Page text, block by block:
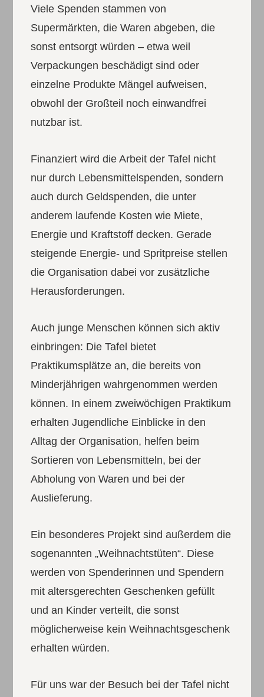
Viele Spenden stammen von
Supermärkten, die Waren abgeben, die
sonst entsorgt würden – etwa weil
Verpackungen beschädigt sind oder
einzelne Produkte Mängel aufweisen,
obwohl der Großteil noch einwandfrei
nutzbar ist.
Finanziert wird die Arbeit der Tafel nicht
nur durch Lebensmittelspenden, sondern
auch durch Geldspenden, die unter
anderem laufende Kosten wie Miete,
Energie und Kraftstoff decken. Gerade
steigende Energie- und Spritpreise stellen
die Organisation dabei vor zusätzliche
Herausforderungen.
Auch junge Menschen können sich aktiv
einbringen: Die Tafel bietet
Praktikumsplätze an, die bereits von
Minderjährigen wahrgenommen werden
können. In einem zweiwöchigen Praktikum
erhalten Jugendliche Einblicke in den
Alltag der Organisation, helfen beim
Sortieren von Lebensmitteln, bei der
Abholung von Waren und bei der
Auslieferung.
Ein besonderes Projekt sind außerdem die
sogenannten „Weihnachtstüten“. Diese
werden von Spenderinnen und Spendern
mit altersgerechten Geschenken gefüllt
und an Kinder verteilt, die sonst
möglicherweise kein Weihnachtsgeschenk
erhalten würden.
Für uns war der Besuch bei der Tafel nicht